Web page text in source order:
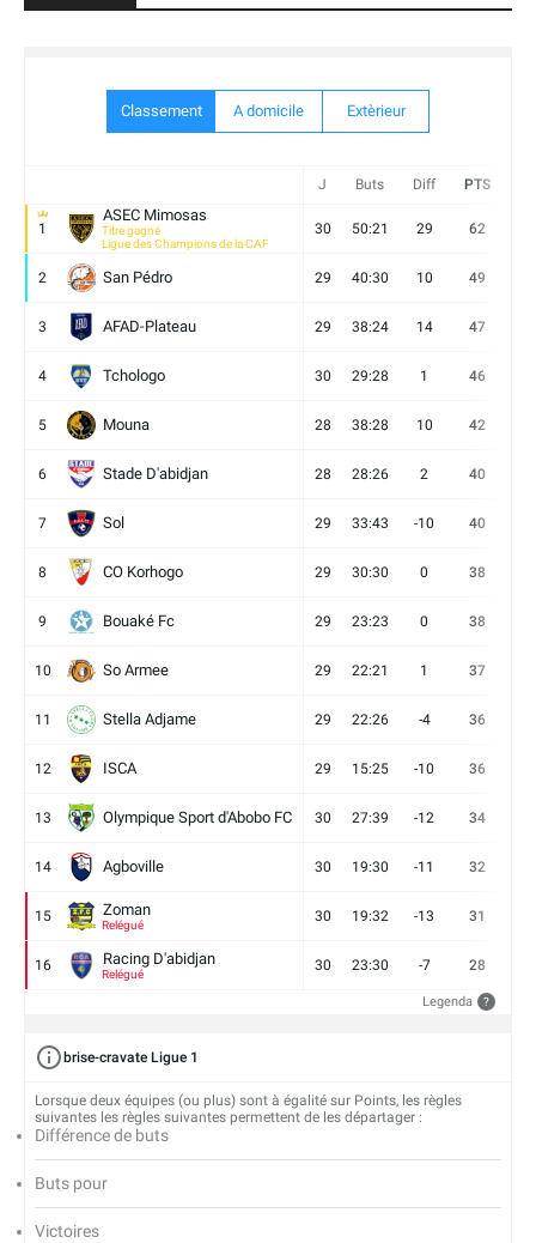
Classement A domicile Extèrieur
J Buts Diff PTS
1
ASEC Mimosas
Titre gagné
Ligue des Champions de la CAF
30 50:21 29 62
2 San Pédro 29 40:30 10 49
3 AFAD-Plateau 29 38:24 14 47
4 Tchologo 30 29:28 1 46
5 Mouna 28 38:28 10 42
6 Stade D'abidjan 28 28:26 2 40
7 Sol 29 33:43 -10 40
8 CO Korhogo 29 30:30 0 38
9 Bouaké Fc 29 23:23 0 38
10 So Armee 29 22:21 1 37
11 Stella Adjame 29 22:26 -4 36
12 ISCA 29 15:25 -10 36
13 Olympique Sport d'Abobo FC 30 27:39 -12 34
14 Agboville 30 19:30 -11 32
15 Zoman
Relégué
30 19:32 -13 31
16 Racing D'abidjan
Relégué
30 23:30 -7 28
Legenda ?
brise-cravate Ligue 1
Lorsque deux équipes (ou plus) sont à égalité sur Points, les règles
suivantes les règles suivantes permettent de les départager :
Différence de buts
Buts pour
Victoires